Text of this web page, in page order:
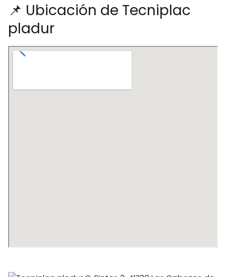
📌 Ubicación de Tecniplac
pladur